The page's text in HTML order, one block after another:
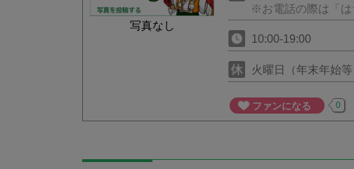
写真なし
※お電話の際は「は
10:00-19:00
火曜日（年末年始等
ファンになる 0